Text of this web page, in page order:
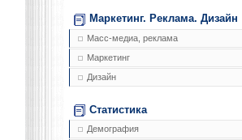
Маркетинг. Реклама. Дизайн
Масс-медиа, реклама
Маркетинг
Дизайн
Статистика
Демография